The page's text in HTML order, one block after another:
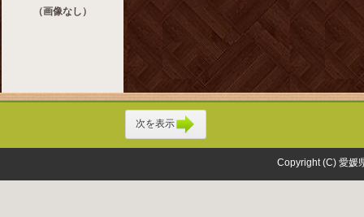
（画像なし）
次を表示
Copyright (C) 愛媛